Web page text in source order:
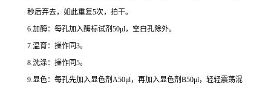
秒后弃去，如此重复5次，拍干。
6.加酶：每孔加入酶标试剂 50μl，空白孔除外。
7.温育：操作同 3。
8.洗涤：操作同 5。
9.显色：每孔先加入显色剂 A50μl，再加入显色剂 B50μl，轻轻震荡混